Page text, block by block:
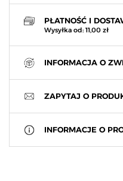
PŁATNOŚĆ I
Wysyłka od: 11,00 zł
INFORMACJA O
ZAPYTAJ O
INFORMACJE O